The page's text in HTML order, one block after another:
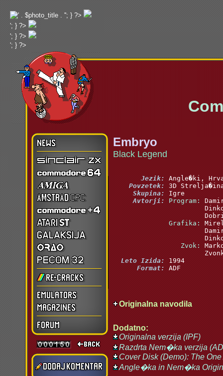
'; } ?>
'; } ?>
'; } ?>
'; } ?>
Embryo
Black Legend
       Jezik:
    Povzetek:
     Skupina:
     Avtorji:
Program:
Grafika:
    Zvok:
  Leto Izida:
      Format:
ADF
Originalna navodila
Dodatno:
Originalna verzija (IPF)
Razdrta Nem�ka verzija
Cover Disk (Demo): The
Angle�ka in Nem�ka